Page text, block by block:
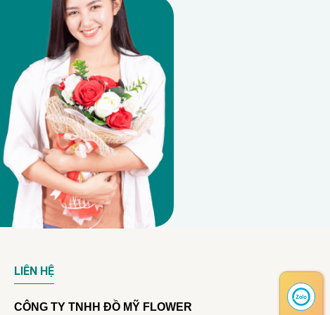
LIÊN HỆ
CÔNG TY TNHH ĐỒ MỸ FLOWER